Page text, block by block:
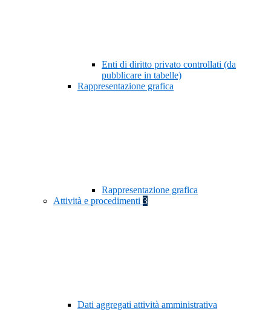
Enti di diritto privato controllati (da
pubblicare in tabelle)
Rappresentazione grafica
Rappresentazione grafica
Attività e procedimenti 3
Dati aggregati attività amministrativa